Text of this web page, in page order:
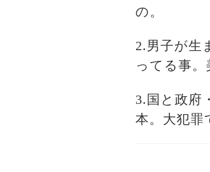
の。
2.男子が生
ってる事。
3.国と政府
本。大犯罪